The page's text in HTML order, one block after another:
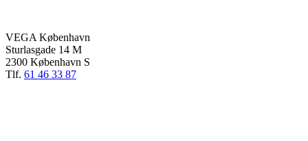
VEGA København
Sturlasgade 14 M
2300 København S
Tlf. 61 46 33 87